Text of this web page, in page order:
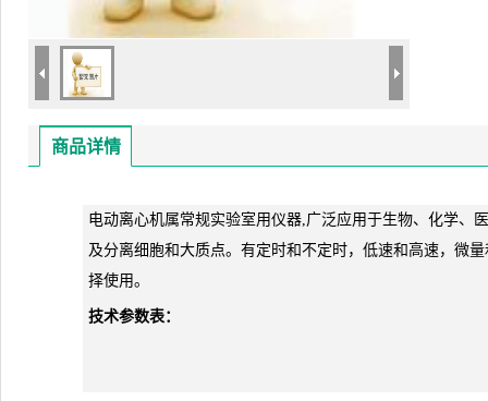
商品详情
电动离心机属常规实验室用仪器,广泛应用于生物、化学、
及分离细胞和大质点。有定时和不定时，低速和高速，微
择使用。
技术参数表：